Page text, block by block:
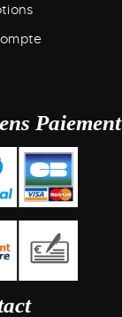
Paiement